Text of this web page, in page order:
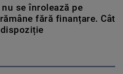
se înrolează pe
fără finanțare. Cât